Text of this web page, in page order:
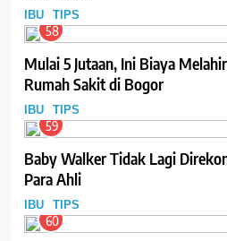
IBU TIPS
58
Mulai 5 Jutaan, Ini Biaya
Rumah Sakit di Bogor
IBU TIPS
59
Baby Walker Tidak Lagi
Para Ahli
IBU TIPS
60